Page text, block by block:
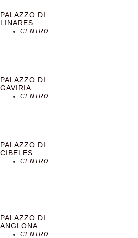
PALAZZO DI
LINARES
CENTRO
PALAZZO DI
GAVIRIA
CENTRO
PALAZZO DI
CIBELES
CENTRO
PALAZZO DI
ANGLONA
CENTRO